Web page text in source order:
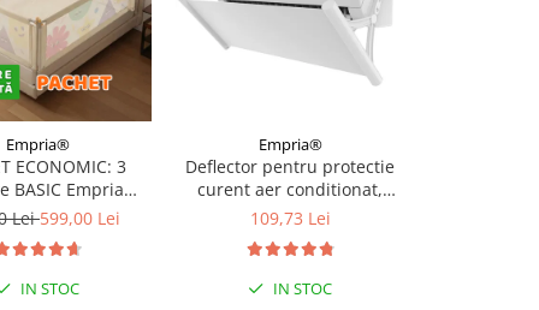
Empria®
ECONOMIC: 3
BASIC Empria
pat 180X200 cm +
Lei599,00 Lei
IN STOC
Empria®
Deflector pentru protectie
curent aer conditionat,
Empria, ajustabil pe 4
109,73 Lei
IN STOC